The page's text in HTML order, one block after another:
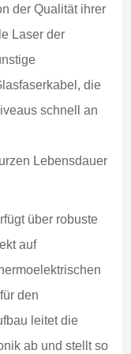
der Qualität ihrer
Laser der
die
schnell an
Lebensdauer
über robuste
auf
den
leitet die
ab und stellt so